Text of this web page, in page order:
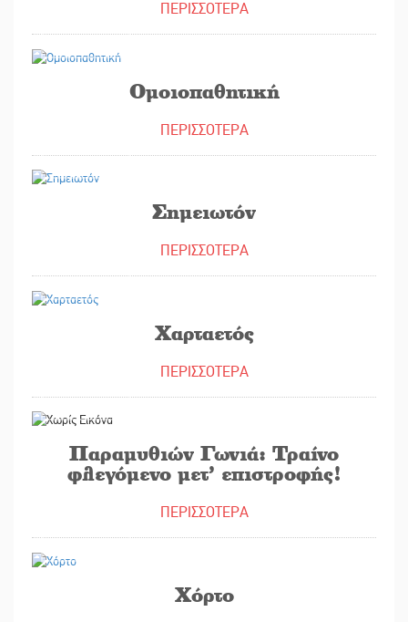
ΠΕΡΙΣΣΟΤΕΡΑ
Ομοιοπαθητική
ΠΕΡΙΣΣΟΤΕΡΑ
Σημειωτόν
ΠΕΡΙΣΣΟΤΕΡΑ
Χαρταετός
ΠΕΡΙΣΣΟΤΕΡΑ
Παραμυθιών Γωνιά: Τραίνο
φλεγόμενο μετ’ επιστροφής!
ΠΕΡΙΣΣΟΤΕΡΑ
Χόρτο